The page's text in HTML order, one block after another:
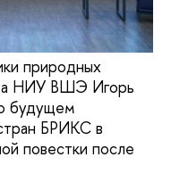
природных
НИУ ВШЭ Игорь
будущем
БРИКС в
повестки после